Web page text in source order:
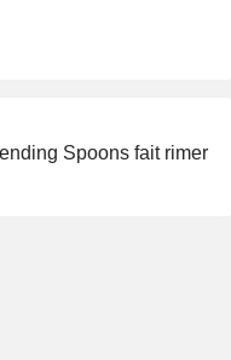
Spoons fait rimer